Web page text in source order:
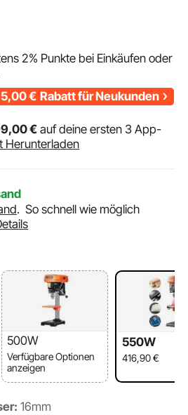
2% Punkte bei Einkäufen oder
5,00€ Rabatt für Neukunden
,00€ auf deine ersten 3 App-
Herunterladen
.So schnell wie möglich
500W
Verfügbare Optionen
anzeigen
550W
416,90 €
16mm